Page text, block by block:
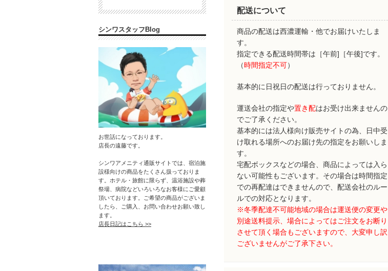
配送について
商品の配送は西濃運輸・他でお届けいたしま
す。
指定できる配送時間帯は［午前]［午後]です。
（時間指定不可）
基本的に日祝日の配送は行っておりません。
運送会社の指定や置き配はお受け出来ませんの
でご了承ください。
基本的には法人様向け販売サイトの為、日中受
け取れる場所へのお届け先の指定をお願いしま
す。
宅配ボックスなどの場合、商品によっては入ら
ない可能性もございます。その場合は時間指定
での再配達はできませんので、配送会社のルー
ルでの対応となります。
※冬季配達不可能地域の場合は運送便の変更や
別途送料提示、場合によってはご注文をお断り
させて頂く場合もございますので、大変申し訳
ございませんがご了承下さい。
シンワスタッフBlog
お世話になっております。
店長の遠藤です。
シンワアメニティ通販サイトでは、宿泊施
設様向けの商品をたくさん扱っておりま
す。ホテル・旅館に限らず、温浴施設や葬
祭場、病院などいろいろなお客様にご愛顧
頂いております。ご希望の商品がございま
したら、ご購入、お問い合わせお願い致し
ます。
店長日記はこちら >>